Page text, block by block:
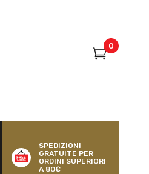
0
SPEDIZIONI
GRATUITE PER
ORDINI SUPERIORI
A 80€